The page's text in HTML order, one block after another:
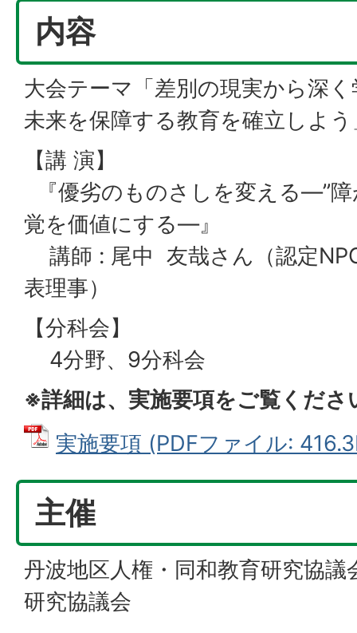
内容
大会テーマ「差別の現実から深
未来を保障する教育を確立しよう
【講 演】
『優劣のものさしを変える―”
覚を価値にする―』
講師 : 尾中 友哉さん（認定
表理事）
【分科会】
4分野、9分科会
※詳細は、実施要項をご覧くださ
実施要項 (PDFファイル:
主催
丹波地区人権・同和教育研究協議
研究協議会